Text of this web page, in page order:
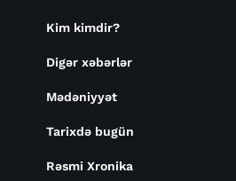
Kim kimdir?
Digər xəbərlər
Mədəniyyət
Tarixdə bugün
Rəsmi Xronika